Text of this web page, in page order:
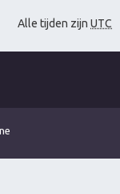
Alle tijden zijn UTC